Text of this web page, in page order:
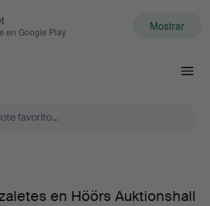
en Google Play Mostrar
en Höörs Auktionshall